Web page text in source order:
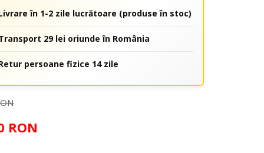
în 1-2 zile lucrătoare (produse în stoc)
29 lei oriunde în România
persoane fizice 14 zile
RON